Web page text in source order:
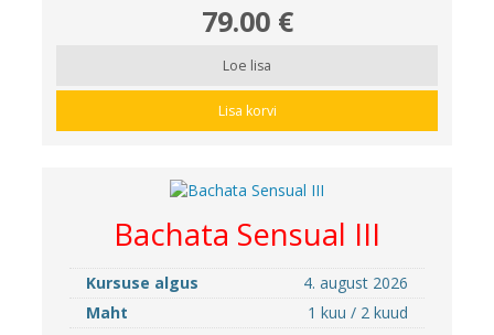
79.00 €
Loe lisa
Lisa korvi
Bachata Sensual III
Kursuse algus
4. august 2026
Maht
1 kuu / 2 kuud